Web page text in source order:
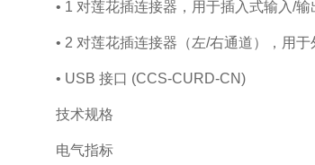
• 1 对莲花插连接器，用于插入式输入/输
• 2 对莲花插连接器（左/右通道），用
• USB 接口 (CCS‑CURD-CN)
技术规格
电气指标